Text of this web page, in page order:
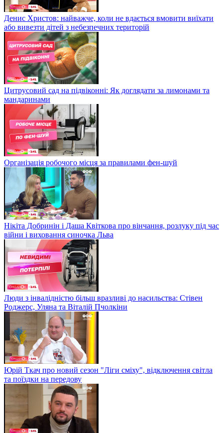
Денис Христов: найважче, коли не вдається вмовити виїхати
або вивезти дітей з небезпечних територій
Цитрусовий сад на підвіконні: Як доглядати за лимонами та
мандаринами
Організація робочого місця за правилами фен-шуй
Нікіта Добринін і Даша Квіткова про вінчання, розлуку під час
війни і виховання синочка Льва
Люди з інвалідністю більш вразливі до насильства: Стівен
Роджерс, Уляна та Віталій Пчолкіни
Юрій Ткач про новий сезон "Ліги сміху", відключення світла
та поїздки на передову